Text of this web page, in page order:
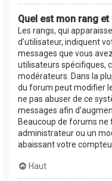
Quel est mon rang
Les rangs, qui
d’utilisateur, indiquent
messages que vous
utilisateurs spécifiques,
modérateurs. Dans la
du forum peut modifier
ne pas abuser de ce
messages afin
Beaucoup de forums ne
administrateur ou un
abaissant votre
Haut